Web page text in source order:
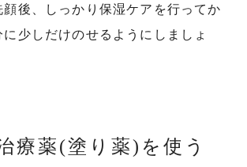
後、しっかり保湿ケアを行ってか
少しだけのせるようにしましょ
療薬(塗り薬)を使う